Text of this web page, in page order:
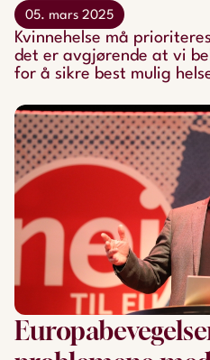
05. mars 2025
Kvinnehelse må
det er avgjørende at vi
for å sikre best mulig